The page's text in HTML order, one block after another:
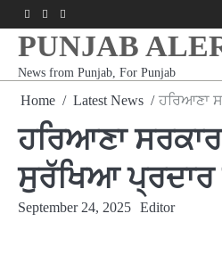
to
content
Facebook
YoutubeInstagram
PUNJAB
News from Punjab, For Punjab
Home Latest News ਹਰਿਆਣਾ
ਹਰਿਆਣਾ
ਸੁਰੱਖਿਆ ਪ੍ਰਦਾਰ
September 24, 2025 Editor